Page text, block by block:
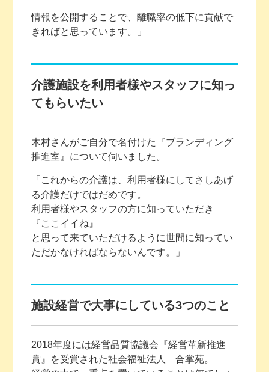
情報を公開することで、離職率の低下に貢献で
きればと思っています。」
介護施設を利用者様やスタッフに知っ
てもらいたい
木村さんがご自分で名付けた『ブランディング
推進室』について伺いました。
「これからの介護は、利用者様にしてさしあげ
る介護だけではだめです。
利用者様やスタッフの方に知っていただき
『ここイイね』
と思って来ていただけるように世間に知ってい
ただかなければならないんです。」
施設経営で大事にしている3つのこと
2018年度には経営品質協議会『経営革新推進
賞』を受賞された社会福祉法人 合掌苑。